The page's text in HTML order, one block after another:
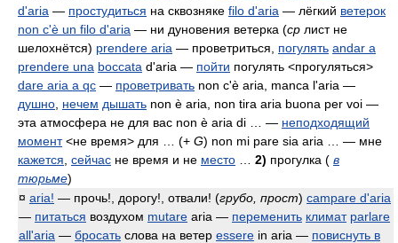
d'aria — простудиться на сквозняке filo d'aria — лёгкий ветерок
non c'è un filo d'aria — ни дуновения ветерка (ср лист не
шелохнётся) prendere aria — проветриться, погулять andar a
prendere una boccata d'aria — пойти погулять <прогуляться>
dare aria a qc — проветривать non c'è aria, manca l'aria —
душно нечем дышать non è aria, non tira aria buona per voi —
эта атмосфера не для вас non è aria di … — неподходящий
момент<не время> для … (+ G) non mi pare sia aria … — мне
кажется сейчас не время и не место 2) прогулка ( в
тюрьме)
¤ aria! — прочь!, дорогу!, отвали! (грубо, прост) campare d'aria
— питаться воздухом mutare aria — переменить климат parlare
all'aria — бросать слова на ветер essere in aria — повиснуть в